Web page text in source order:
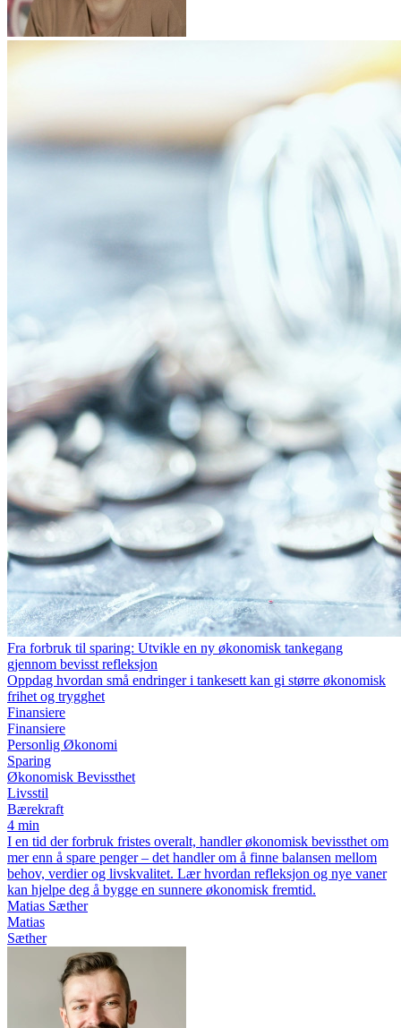
Fra forbruk til sparing: Utvikle en ny økonomisk tankegang
gjennom bevisst refleksjon
Oppdag hvordan små endringer i tankesett kan gi større økonomisk
frihet og trygghet
Finansiere
Finansiere
Personlig Økonomi
Sparing
Økonomisk Bevissthet
Livsstil
Bærekraft
4 min
I en tid der forbruk fristes overalt, handler økonomisk bevissthet om
mer enn å spare penger – det handler om å finne balansen mellom
behov, verdier og livskvalitet. Lær hvordan refleksjon og nye vaner
kan hjelpe deg å bygge en sunnere økonomisk fremtid.
Matias Sæther
Matias
Sæther